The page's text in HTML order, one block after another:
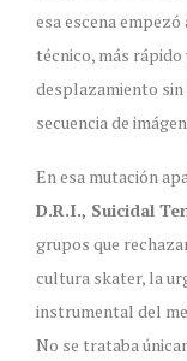
esa escena
técnico, más rápido
desplazamiento sin
secuencia de
En esa mutación
D.R.I., Suicidal
grupos que
cultura skater, la
instrumental del
No se trataba